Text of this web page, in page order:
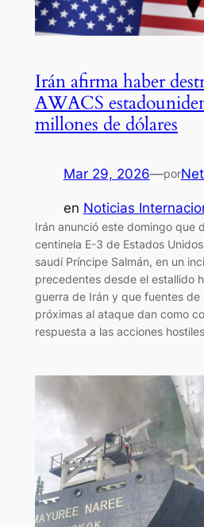
Irán afirma haber
AWACS
millones de dólares
Mar 29, 2026—por
en Noticias
Irán anunció este domingo que
centinela E-3 de Estados
saudí Príncipe Salmán, en un
precedentes desde el estallido
guerra de Irán y que fuentes
próximas al ataque dan como
respuesta a las acciones